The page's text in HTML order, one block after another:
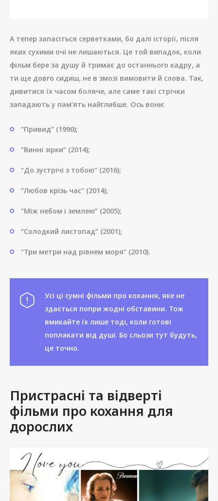
А тепер запасіться серветками, бо далі історії, після
яких сухими очі не лишаються. Це той випадок, коли
фільм бере за душу й тримає до останнього кадру, а
ти ще довго сидиш, не в змозі вимовити й слова. Так,
дивитися їх часом боляче, але саме такі стрічки
западають у пам’ять найглибше. Ось вони:
“Привид” (1990);
“Винні зірки” (2014);
“До зустрічі з тобою” (2016);
“Любов крізь час” (2014);
“Між небом і землею” (2005);
“Солодкий листопад” (2001);
“Три метри над рівнем моря” (2010).
Усі ці сумні фільми про кохання, яке не
здається попри жодні обставини. Тож
вмикайте їх лише тоді, коли готові
поплакати від душі. Бо сльози тут будуть,
це точно.
Пристрасні та відверті
фільми про кохання для
дорослих